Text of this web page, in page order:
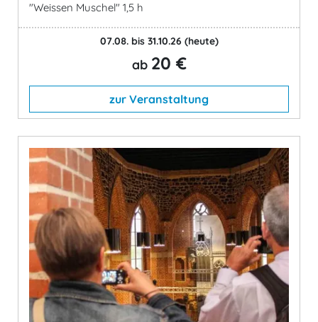
"Weissen Muschel" 1,5 h
07.08. bis 31.10.26 (heute)
ab 20 €
zur Veranstaltung